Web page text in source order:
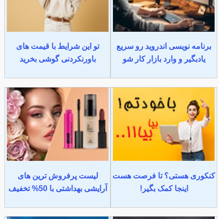
برنامه نویسی اندروید رو سریع
یادبگیر و وارد بازار کار شو
تو این شرایط با قیمت های
باورنکردنی گوشی بخرید
کنکوری هستی؟ تا فرصت هست
اینجا کمک بگیر!
لیست پرفروش ترین های
آرایشی بهداشتی با 50% تخفیف